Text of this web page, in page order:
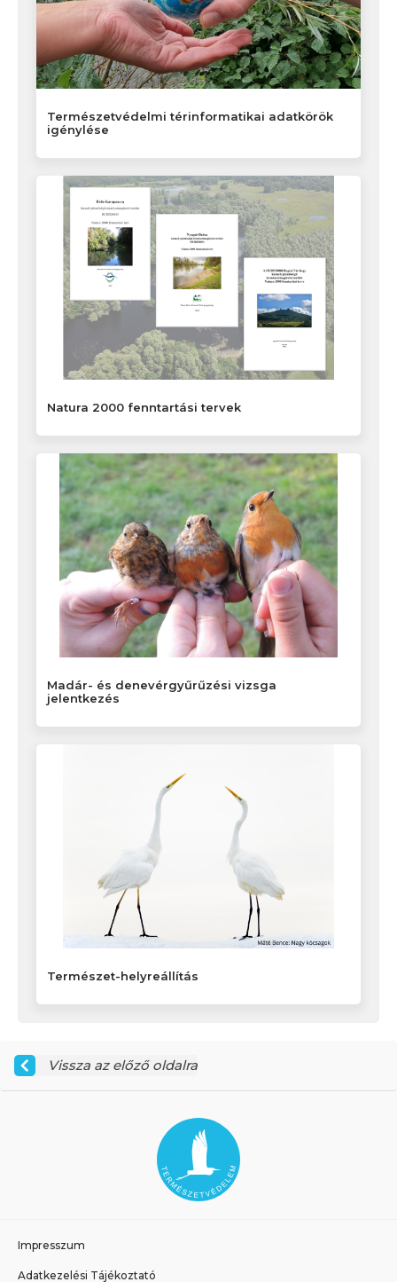
Természetvédelmi térinformatikai adatkörök
igénylése
Natura 2000 fenntartási tervek
Madár- és denevérgyűrűzési vizsga
jelentkezés
Természet-helyreállítás
Vissza az előző oldalra
Impresszum
Adatkezelési Tájékoztató